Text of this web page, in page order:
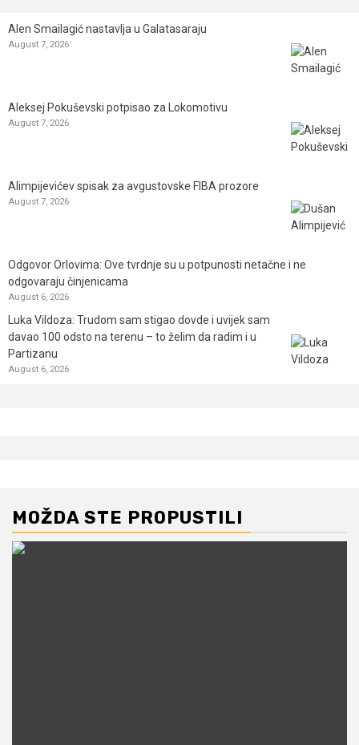
Alen Smailagić nastavlja u Galatasaraju
August 7, 2026
Aleksej Pokuševski potpisao za Lokomotivu
August 7, 2026
Alimpijevićev spisak za avgustovske FIBA prozore
August 7, 2026
Odgovor Orlovima: ​Ove tvrdnje su u potpunosti netačne i ne
odgovaraju činjenicama
August 6, 2026
Luka Vildoza: Trudom sam stigao dovde i uvijek sam
davao 100 odsto na terenu – to želim da radim i u
Partizanu
August 6, 2026
MOŽDA STE PROPUSTILI